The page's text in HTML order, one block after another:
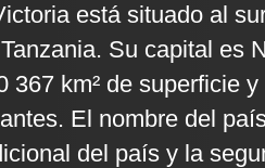
está situado al
Su capital es
367 km² de superficie
El nombre del
del país y la